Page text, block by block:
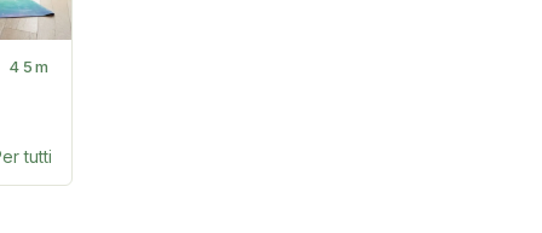
45m
tutti